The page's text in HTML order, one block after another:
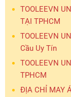
TOOLEEVN
TẠI TPHCM
TOOLEEVN
Cầu Uy Tín
TOOLEEVN
TPHCM
ĐỊA CHỈ MAY